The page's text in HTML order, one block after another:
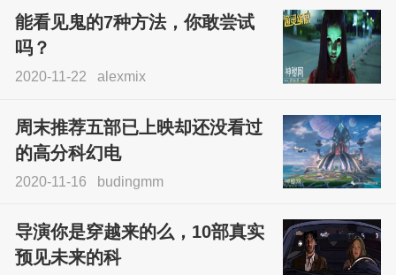
能看见鬼的7种方法，你敢尝试
吗？
2020-11-22 alexmix
周末推荐五部已上映却还没看过
的高分科幻电
2020-11-16 budingmm
导演你是穿越来的么，10部真实
预见未来的科